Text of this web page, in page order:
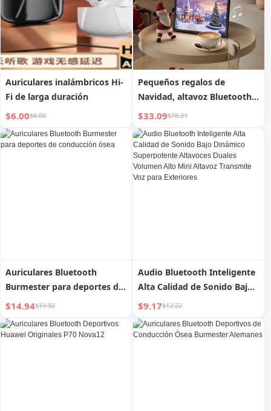
Auriculares inalámbricos Hi-
Fi de larga duración
$6.00$8.00
Pequeños regalos de
Navidad, altavoz Bluetooth
portátil para exteriores, para
uso doméstico, graves de
alta calidad para regalos de
niños
$33.09$78.21
Auriculares Bluetooth
Burmester para deportes de
conducción ósea
$14.94$19.92
Audio Bluetooth Inteligente
Alta Calidad de Sonido Bajo
Dinámico Superpotente
Altavoces Duales Volumen
Alto Mini Altavoz Transmite
$9.17$12.22